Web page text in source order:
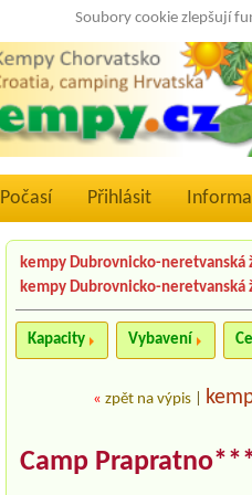
Soubory cookie zlepšují
Počasí Přihlásit
kempy Dubrovnicko-neretvanská
kempy Dubrovnicko-neretvanská
Kapacity Vybavení
«zpět na výpis
Camp